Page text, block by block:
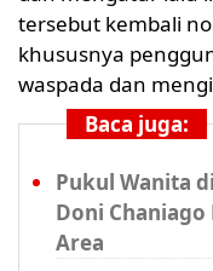
tersebut kembali
khususnya
waspada dan
Baca juga:
Pukul Wanita
Doni
Area